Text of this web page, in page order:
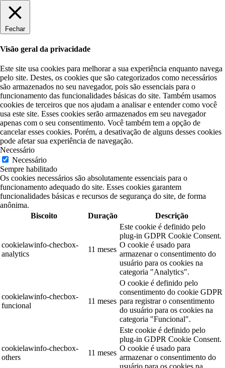
Fechar
Visão geral da privacidade
Este site usa cookies para melhorar a sua experiência enquanto navega
pelo site. Destes, os cookies que são categorizados como necessários
são armazenados no seu navegador, pois são essenciais para o
funcionamento das funcionalidades básicas do site. Também usamos
cookies de terceiros que nos ajudam a analisar e entender como você
usa este site. Esses cookies serão armazenados em seu navegador
apenas com o seu consentimento. Você também tem a opção de
cancelar esses cookies. Porém, a desativação de alguns desses cookies
pode afetar sua experiência de navegação.
Necessário
Necessário
Sempre habilitado
Os cookies necessários são absolutamente essenciais para o
funcionamento adequado do site. Esses cookies garantem
funcionalidades básicas e recursos de segurança do site, de forma
anônima.
Biscoito
Duração Descrição
cookielawinfo-checbox-
analytics
11 meses
Este cookie é definido pelo
plug-in GDPR Cookie Consent.
O cookie é usado para
armazenar o consentimento do
usuário para os cookies na
categoria "Analytics".
cookielawinfo-checbox-
funcional
11 meses
O cookie é definido pelo
consentimento do cookie GDPR
para registrar o consentimento
do usuário para os cookies na
categoria "Funcional".
cookielawinfo-checbox-
others
11 meses
Este cookie é definido pelo
plug-in GDPR Cookie Consent.
O cookie é usado para
armazenar o consentimento do